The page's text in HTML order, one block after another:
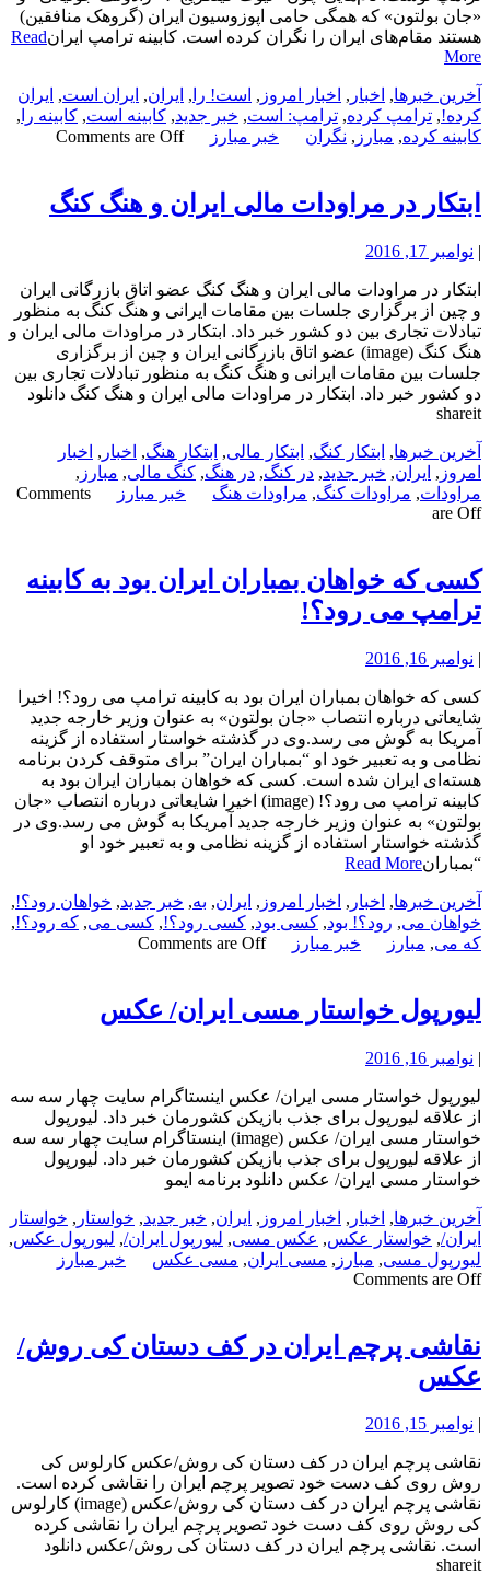
«جان بولتون» که همگی حامی اپوزوسیون ایران (گروهک منافقین)
هستند مقام‌های ایران را نگران کرده است. کابینه ترامپ ایرانRead
More
آخرین خبرها, اخبار , اخبار امروز , است! را , ایران, ایران است, ایران
کرده!, ترامپ کرده, ترامپ: است, خبر جدید, کابینه است, کابینه را ,
کابینه کرده, مبارز , نگران خبر مبارز Comments are Off
ابتکار در مراودات مالی ایران و هنگ کنگ
| نوامبر 17, 2016
ابتکار در مراودات مالی ایران و هنگ کنگ عضو اتاق بازرگانی ایران
و چین از برگزاری جلسات بین مقامات ایرانی و هنگ کنگ به منظور
تبادلات تجاری بین دو کشور خبر داد. ابتکار در مراودات مالی ایران و
هنگ کنگ (image) عضو اتاق بازرگانی ایران و چین از برگزاری
جلسات بین مقامات ایرانی و هنگ کنگ به منظور تبادلات تجاری بین
دو کشور خبر داد. ابتکار در مراودات مالی ایران و هنگ کنگ دانلود
shareit
آخرین خبرها, ابتکار کنگ, ابتکار مالی, ابتکار هنگ, اخبار , اخبار
امروز , ایران, خبر جدید, در کنگ, در هنگ, کنگ مالی, مبارز ,
مراودات, مراودات کنگ, مراودات هنگ خبر مبارز
Comments
are Off
کسی که خواهان بمباران ایران بود به کابینه
ترامپ می رود؟!
| نوامبر 16, 2016
کسی که خواهان بمباران ایران بود به کابینه ترامپ می رود؟! اخیرا
شایعاتی درباره انتصاب «جان بولتون» به عنوان وزیر خارجه جدید
آمریکا به گوش می رسد.وی در گذشته خواستار استفاده از گزینه
نظامی و به تعبیر خود او “بمباران ایران” برای متوقف کردن برنامه
هسته‌ای ایران شده است. کسی که خواهان بمباران ایران بود به
کابینه ترامپ می رود؟! (image) اخیرا شایعاتی درباره انتصاب «جان
بولتون» به عنوان وزیر خارجه جدید آمریکا به گوش می رسد.وی در
گذشته خواستار استفاده از گزینه نظامی و به تعبیر خود او
“بمبارانRead More
آخرین خبرها, اخبار , اخبار امروز , ایران, به, خبر جدید, خواهان رود؟!,
خواهان می, رود؟! بود, کسی بود, کسی رود؟!, کسی می, که رود؟!,
که می, مبارز خبر مبارز Comments are Off
لیورپول خواستار مسی ایران/ عکس
| نوامبر 16, 2016
لیورپول خواستار مسی ایران/ عکس اینستاگرام سایت چهار سه سه
از علاقه لیورپول برای جذب بازیکن کشورمان خبر داد. لیورپول
خواستار مسی ایران/ عکس (image) اینستاگرام سایت چهار سه سه
از علاقه لیورپول برای جذب بازیکن کشورمان خبر داد. لیورپول
خواستار مسی ایران/ عکس دانلود برنامه ایمو
آخرین خبرها, اخبار , اخبار امروز , ایران, خبر جدید, خواستار , خواستار
ایران/, خواستار عکس, عکس مسی, لیورپول ایران/, لیورپول عکس,
لیورپول مسی, مبارز , مسی ایران, مسی عکس
خبر مبارز
Comments are Off
نقاشی پرچم ایران در کف دستان کی روش/
عکس
| نوامبر 15, 2016
نقاشی پرچم ایران در کف دستان کی روش/عکس کارلوس کی
روش روی کف دست خود تصویر پرچم ایران را نقاشی کرده است.
نقاشی پرچم ایران در کف دستان کی روش/عکس (image) کارلوس
کی روش روی کف دست خود تصویر پرچم ایران را نقاشی کرده
است. نقاشی پرچم ایران در کف دستان کی روش/عکس دانلود
shareit